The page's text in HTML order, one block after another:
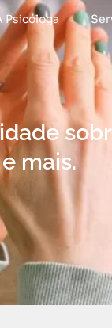
Psicóloga
mais.